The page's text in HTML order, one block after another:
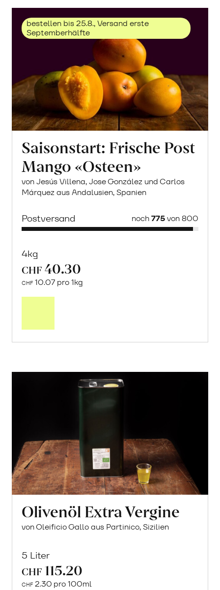
bestellen bis 25.8., Versand erste
Septemberhälfte
Saisonstart: Frische Post
Mango «Osteen»
von Jesús Villena, Jose González und Carlos
Márquez aus Andalusien, Spanien
Postversand noch775von 800
4kg
CHF 40.30
CHF 10.07 pro 1kg
Post
erfahren
Olivenöl Extra Vergine
von Oleificio Gallo aus Partinico, Sizilien
5 Liter
CHF 115.20
CHF 2.30 pro 100ml